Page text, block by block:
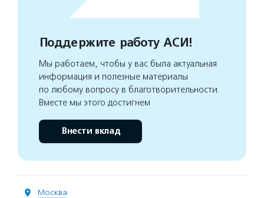
Поддержите работу АСИ!
Мы работаем, чтобы у вас была актуальная
информация и полезные материалы
по любому вопросу в благотворительности.
Вместе мы этого достигнем
Внести вклад
Москва